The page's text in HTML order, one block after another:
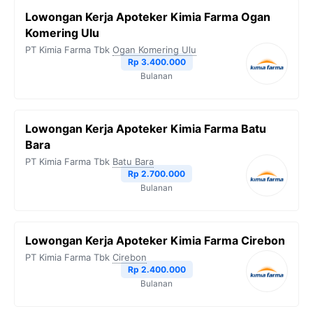
Lowongan Kerja Apoteker Kimia Farma Ogan
Komering Ulu
PT Kimia Farma Tbk Ogan Komering Ulu
Rp 3.400.000
Bulanan
Lowongan Kerja Apoteker Kimia Farma Batu
Bara
PT Kimia Farma Tbk Batu Bara
Rp 2.700.000
Bulanan
Lowongan Kerja Apoteker Kimia Farma Cirebon
PT Kimia Farma Tbk Cirebon
Rp 2.400.000
Bulanan